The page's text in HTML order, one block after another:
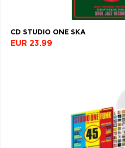
CD STUDIO ONE SKA
EUR 23.99